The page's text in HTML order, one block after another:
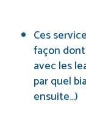
Ces
façon
avec les
par quel
ensuite…)